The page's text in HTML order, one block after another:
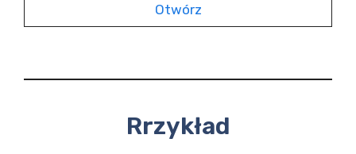
Otwórz
Rrzykład